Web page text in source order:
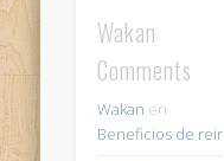
Wakan
Comments
Wakan en
Beneficios de reir